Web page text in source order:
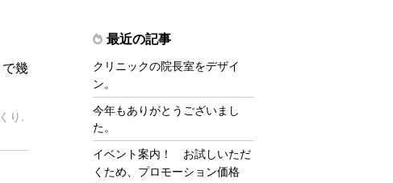
幾
り ,
最近の記事
クリニックの院長室をデザイ
ン。
今年もありがとうございまし
た。
イベント案内！ お試しいただ
くため、プロモーション価格